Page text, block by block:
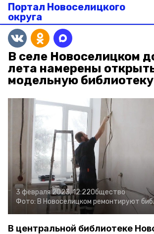
Портал Новоселицкого
округа
В селе Новоселицком
лета намерены
модельную библиотеку
3 февраля 2023, 12:22Общество
Фото: В Новоселицком ремонтируют
В центральной библиотеке